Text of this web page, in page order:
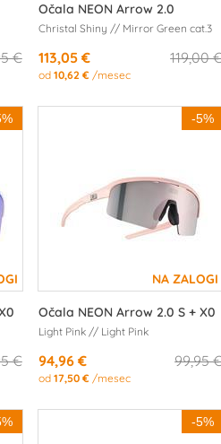
€
Očala NEON Arrow 2.0
Christal Shiny // Mirror Green cat.3
119,00
113,05 €
od 10,62 € /mesec
€
-5%
Očala NEON Arrow 2.0 S + X0
Light Pink // Light Pink
99,95
94,96 €
od 17,50 € /mesec
-5%